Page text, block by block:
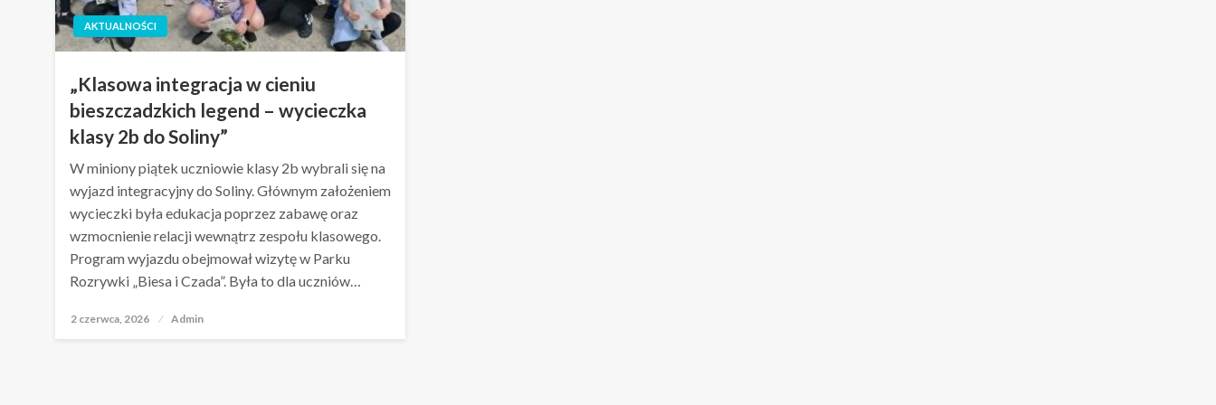
AKTUALNOŚCI
„Klasowa integracja w cieniu
bieszczadzkich legend – wycieczka
klasy 2b do Soliny”
W miniony piątek uczniowie klasy 2b wybrali się na
wyjazd integracyjny do Soliny. Głównym założeniem
wycieczki była edukacja poprzez zabawę oraz
wzmocnienie relacji wewnątrz zespołu klasowego.
Program wyjazdu obejmował wizytę w Parku
Rozrywki „Biesa i Czada”. Była to dla uczniów…
Opublikowane
2 czerwca, 2026 Admin